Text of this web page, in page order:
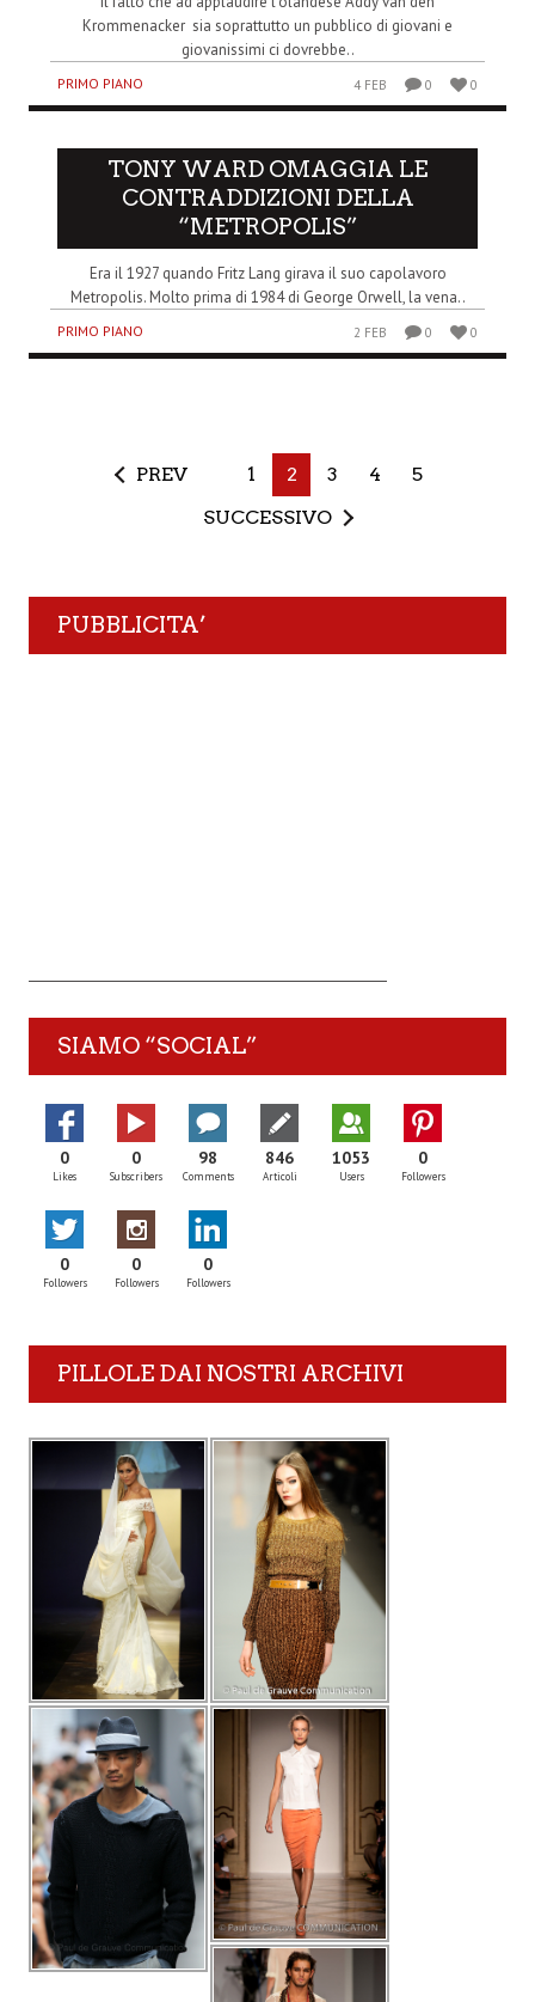
Krommenacker sia soprattutto un pubblico di giovani e
giovanissimi ci dovrebbe..
PRIMO PIANO 4 FEB 0 0
TONY WARD OMAGGIA LE
CONTRADDIZIONI DELLA
“METROPOLIS”
Era il 1927 quando Fritz Lang girava il suo capolavoro
Metropolis. Molto prima di 1984 di George Orwell, la vena..
PRIMO PIANO 2 FEB 0 0
PREV 1 2 3 4
5
SUCCESSIVO
PUBBLICITA’
SIAMO “SOCIAL”
0
Likes
0
Subscribers
98
Comments
846
Articoli
1053
Users
0
Followers
0
Followers
0
Followers
0
Followers
PILLOLE DAI NOSTRI ARCHIVI